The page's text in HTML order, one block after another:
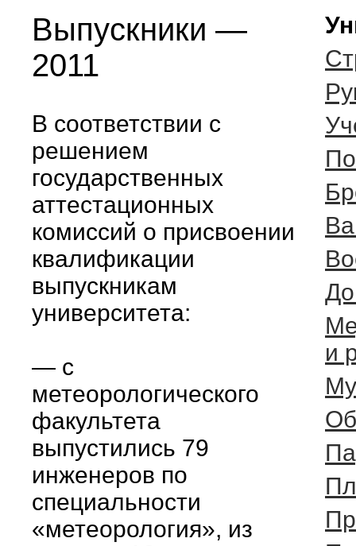
Выпускники —
2011
В соответствии с
решением
государственных
аттестационных
комиссий о присвоении
квалификации
выпускникам
университета:
— с
метеорологического
факультета
выпустились 79
инженеров по
специальности
«метеорология», из
и